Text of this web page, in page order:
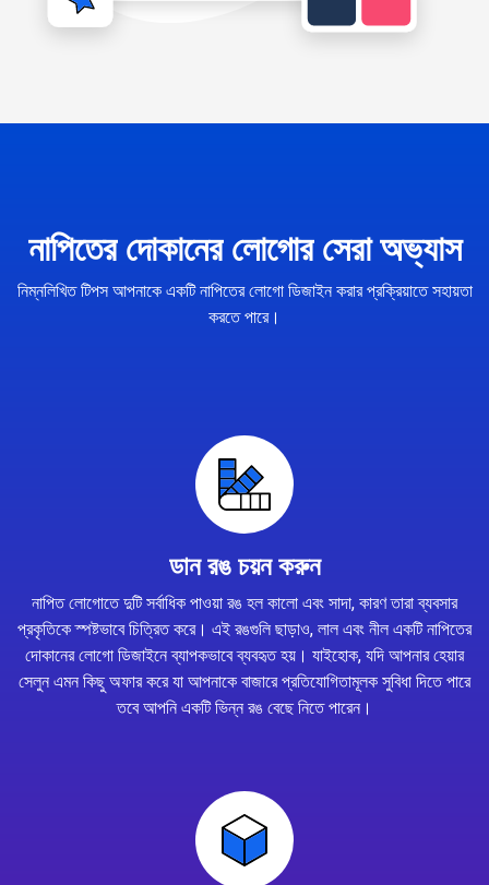
নাপিতের দোকানের লোগোর সেরা অভ্যাস
নিম্নলিখিত টিপস আপনাকে একটি নাপিতের লোগো ডিজাইন করার প্রক্রিয়াতে সহায়তা
করতে পারে।
ডান রঙ চয়ন করুন
নাপিত লোগোতে দুটি সর্বাধিক পাওয়া রঙ হল কালো এবং সাদা, কারণ তারা ব্যবসার
প্রকৃতিকে স্পষ্টভাবে চিত্রিত করে। এই রঙগুলি ছাড়াও, লাল এবং নীল একটি নাপিতের
দোকানের লোগো ডিজাইনে ব্যাপকভাবে ব্যবহৃত হয়। যাইহোক, যদি আপনার হেয়ার
সেলুন এমন কিছু অফার করে যা আপনাকে বাজারে প্রতিযোগিতামূলক সুবিধা দিতে পারে
তবে আপনি একটি ভিন্ন রঙ বেছে নিতে পারেন।